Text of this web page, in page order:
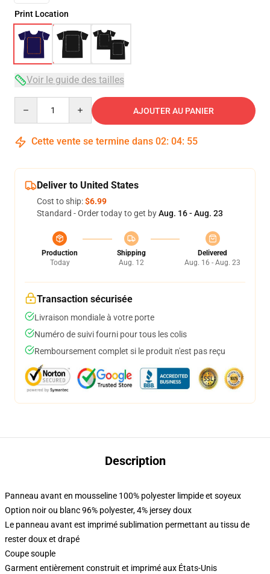
Print Location
Voir le guide des tailles
AJOUTER AU PANIER
Cette vente se termine dans 02: 04: 54
Deliver to United States
Cost to ship:$6.99
Standard - Order today to get byAug. 16 - Aug. 23
Production
Today
Shipping
Aug. 12
Delivered
Aug. 16 - Aug. 23
Transaction sécurisée
Livraison mondiale à votre porte
Numéro de suivi fourni pour tous les colis
Remboursement complet si le produit n'est pas reçu
Description
Panneau avant en mousseline 100% polyester limpide et soyeux
Option noir ou blanc 96% polyester, 4% jersey doux
Le panneau avant est imprimé sublimation permettant au tissu de
rester doux et drapé
Coupe souple
Garment entièrement construit et imprimé aux États-Unis